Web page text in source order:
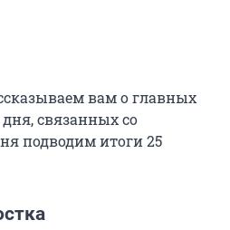
вам о главных
связанных со
подводим итоги 25